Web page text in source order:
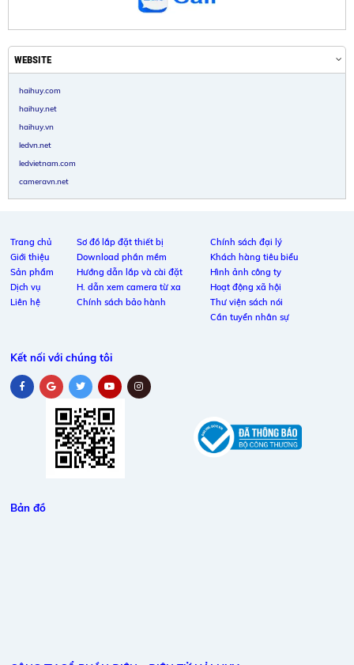
WEBSITE
haihuy.com
haihuy.net
haihuy.vn
ledvn.net
ledvietnam.com
cameravn.net
Trang chủ
Giới thiệu
Sản phẩm
Dịch vụ
Liên hệ
Sơ đồ lắp đặt thiết bị
Download phần mềm
Hướng dẫn lắp và cài đặt
H. dẫn xem camera từ xa
Chính sách bảo hành
Chính sách đại lý
Khách hàng tiêu biểu
Hình ảnh công ty
Hoạt động xã hội
Thư viện sách nói
Cần tuyển nhân sự
Kết nối với chúng tôi
Bản đồ